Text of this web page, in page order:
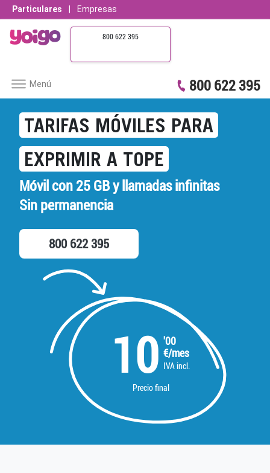
Particulares Empresas
800 622 395
Menú 800 622 395
TARIFAS MÓVILES PARA
EXPRIMIR A TOPE
Móvil con25 GBy llamadasinfinitas
Sin permanencia
800 622 395
10 '00
€/mes
IVA incl.
Precio final